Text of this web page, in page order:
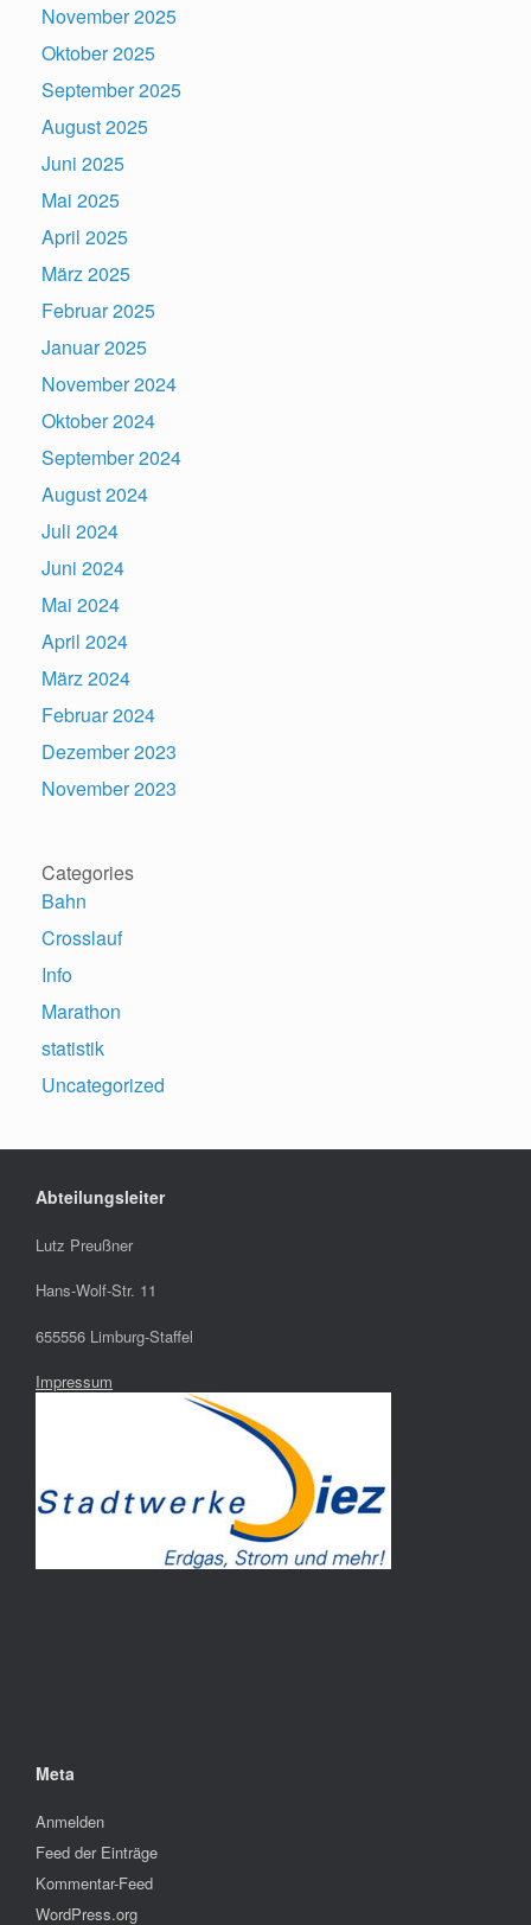
November 2025
Oktober 2025
September 2025
August 2025
Juni 2025
Mai 2025
April 2025
März 2025
Februar 2025
Januar 2025
November 2024
Oktober 2024
September 2024
August 2024
Juli 2024
Juni 2024
Mai 2024
April 2024
März 2024
Februar 2024
Dezember 2023
November 2023
Categories
Bahn
Crosslauf
Info
Marathon
statistik
Uncategorized
Abteilungsleiter
Lutz Preußner
Hans-Wolf-Str. 11
655556 Limburg-Staffel
Impressum
Meta
Anmelden
Feed der Einträge
Kommentar-Feed
WordPress.org